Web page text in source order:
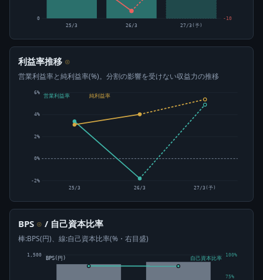
0 -10
25/3 26/3 27/3(予)
利益率推移 ⊙
営業利益率と純利益率(%)。分割の影響を受けない収益力の推移
-2%
0%
2%
4%
6%
営業利益率 純利益率
25/3 26/3 27/3(予)
BPS ⊙ / 自己資本比率
棒:BPS(円)、線:自己資本比率(%・右目盛)
1,500
75%
100%
BPS(円) 自己資本比率